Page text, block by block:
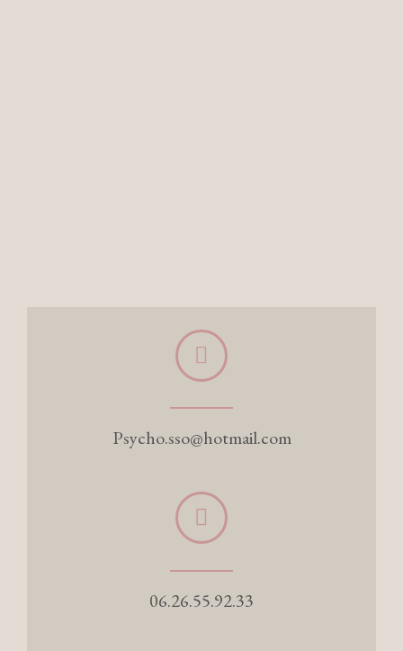
Psycho.sso@hotmail.com
06.26.55.92.33